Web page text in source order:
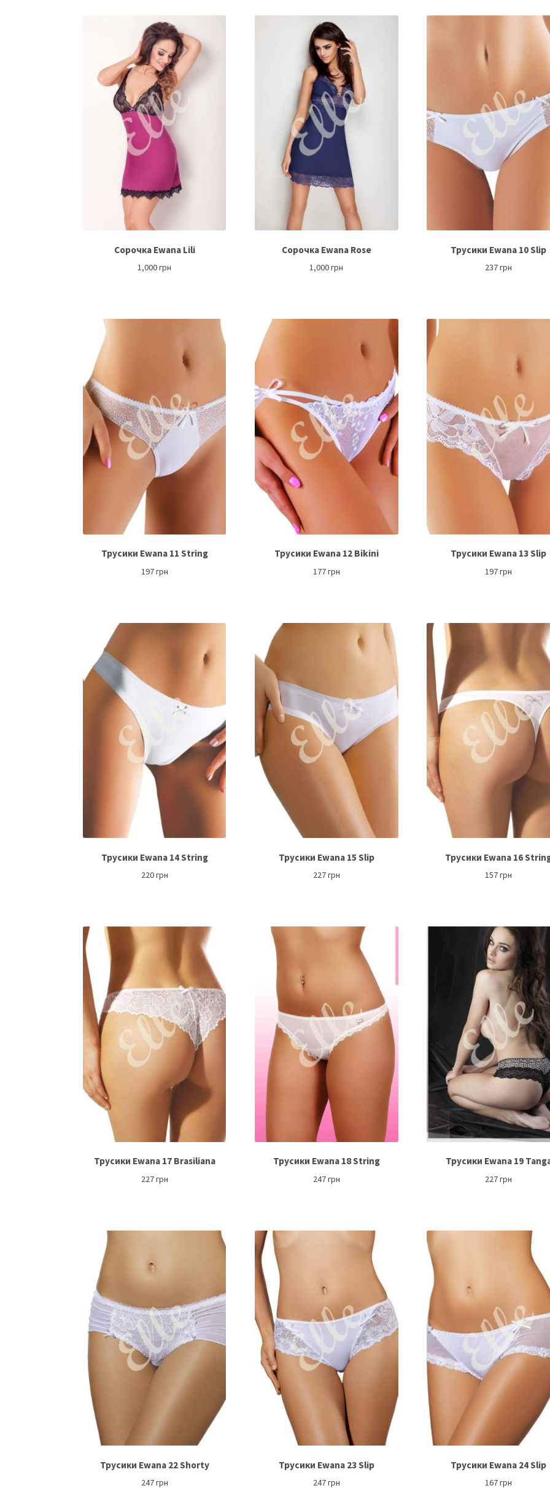
Сорочка Ewana Lili
1,000грн
Сорочка Ewana Rose
1,000грн
Трусики Ewana 10 Slip
237грн
Трусики Ewana 11 String
197грн
Трусики Ewana 12 Bikini
177грн
Трусики Ewana 13 Slip
197грн
Трусики Ewana 14 String
220грн
Трусики Ewana 15 Slip
227грн
Трусики Ewana 16
157грн
Трусики Ewana 17 Brasiliana
227грн
Трусики Ewana 18 String
247грн
Трусики Ewana 19
227грн
Трусики Ewana 22 Shorty
247грн
Трусики Ewana 23 Slip
247грн
Трусики Ewana 24 Slip
167грн